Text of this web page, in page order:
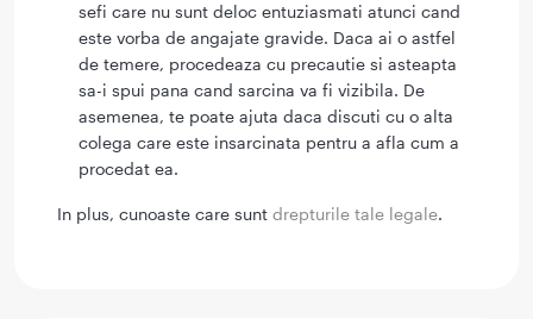
sefi care nu sunt deloc entuziasmati atunci cand
este vorba de angajate gravide. Daca ai o astfel
de temere, procedeaza cu precautie si asteapta
sa-i spui pana cand sarcina va fi vizibila. De
asemenea, te poate ajuta daca discuti cu o alta
colega care este insarcinata pentru a afla cum a
procedat ea.
In plus, cunoaste care sunt drepturile tale legale.